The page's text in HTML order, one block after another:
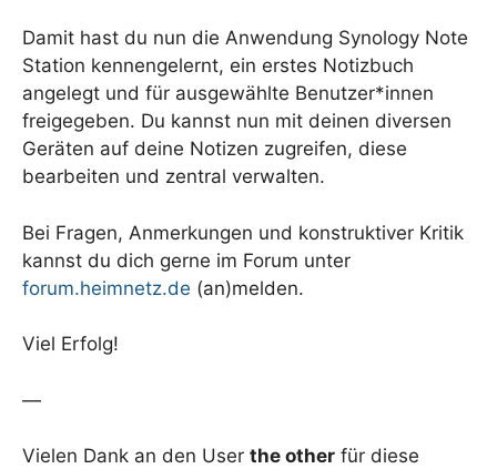
Damit hast du nun die Anwendung Synology Note
Station kennengelernt, ein erstes Notizbuch
angelegt und für ausgewählte Benutzer*innen
freigegeben. Du kannst nun mit deinen diversen
Geräten auf deine Notizen zugreifen, diese
bearbeiten und zentral verwalten.
Bei Fragen, Anmerkungen und konstruktiver Kritik
kannst du dich gerne im Forum unter
forum.heimnetz.de (an)melden.
Viel Erfolg!
—
Vielen Dank an den User the other für diese